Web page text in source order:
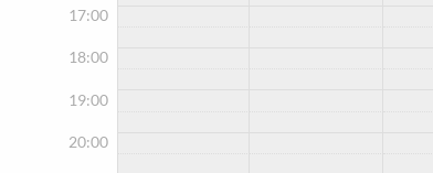
17:00
18:00
19:00
20:00